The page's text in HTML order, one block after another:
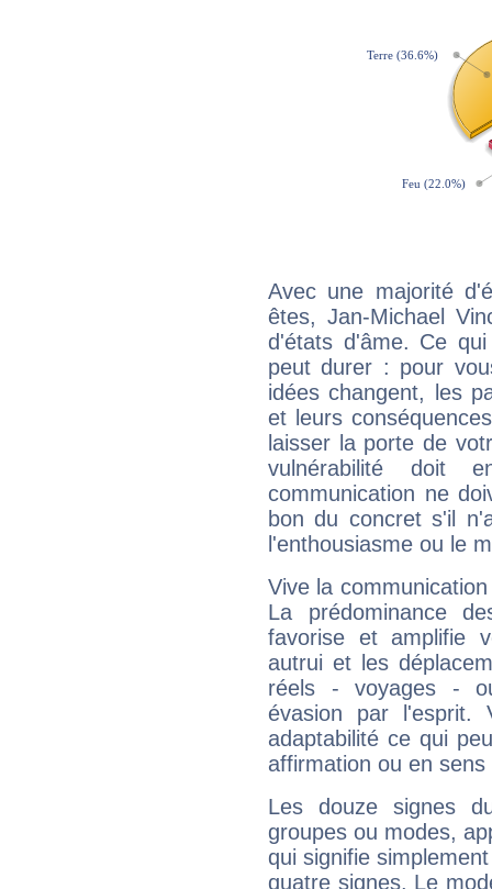
Avec une majorité
êtes, Jan-Michael
d'états d'âme. Ce
peut durer : pour
idées changent, les
et leurs
laisser la porte de
vulnérabilité doit
communication ne
bon du concret s'il
l'enthousiasme ou le
Vive la
La prédominance
favorise et amplifie
autrui et les
réels - voyages -
évasion par l'esprit.
adaptabilité ce qui
affirmation ou en
Les douze signes
groupes ou modes,
qui signifie
quatre signes. Le